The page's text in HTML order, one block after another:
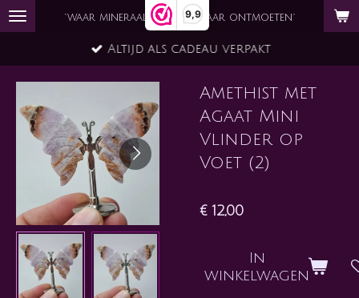
9,9
Ga
de
hoofdinhoud
`waar mineraal en ziel elkaar ontmoeten´
Altijd als cadeau verpakt
Amethist met
Agaat Mini
Vlinder op
Voet (2)
€ 12,00
In
winkelwagen